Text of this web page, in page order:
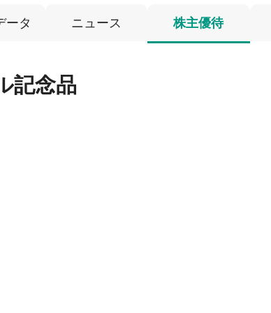
ータ ニュース 株主優待
記念品